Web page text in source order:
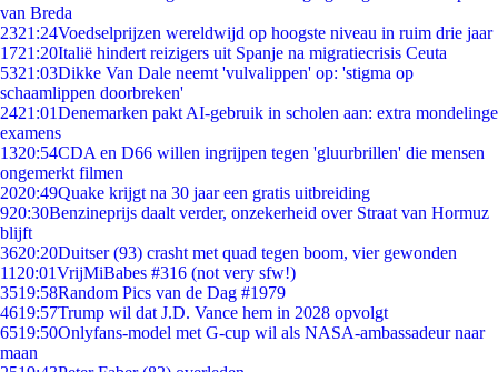
van Breda
2321:24Voedselprijzen wereldwijd op hoogste niveau in ruim drie jaar
1721:20Italië hindert reizigers uit Spanje na migratiecrisis Ceuta
5321:03Dikke Van Dale neemt 'vulvalippen' op: 'stigma op
schaamlippen doorbreken'
2421:01Denemarken pakt AI-gebruik in scholen aan: extra mondelinge
examens
1320:54CDA en D66 willen ingrijpen tegen 'gluurbrillen' die mensen
ongemerkt filmen
2020:49Quake krijgt na 30 jaar een gratis uitbreiding
920:30Benzineprijs daalt verder, onzekerheid over Straat van Hormuz
blijft
3620:20Duitser (93) crasht met quad tegen boom, vier gewonden
11 20:01VrijMiBabes #316 (not very sfw!)
3519:58Random Pics van de Dag #1979
4619:57Trump wil dat J.D. Vance hem in 2028 opvolgt
6519:50Onlyfans-model met G-cup wil als NASA-ambassadeur naar
maan